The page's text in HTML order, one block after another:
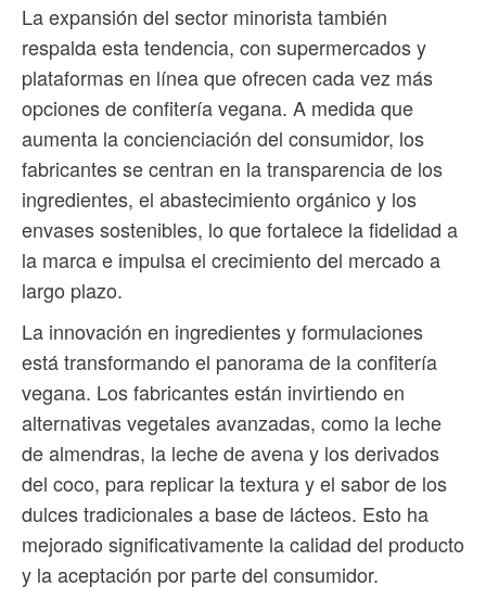
La expansión del sector minorista también
respalda esta tendencia, con supermercados y
plataformas en línea que ofrecen cada vez más
opciones de confitería vegana. A medida que
aumenta la concienciación del consumidor, los
fabricantes se centran en la transparencia de los
ingredientes, el abastecimiento orgánico y los
envases sostenibles, lo que fortalece la fidelidad a
la marca e impulsa el crecimiento del mercado a
largo plazo.
La innovación en ingredientes y formulaciones
está transformando el panorama de la confitería
vegana. Los fabricantes están invirtiendo en
alternativas vegetales avanzadas, como la leche
de almendras, la leche de avena y los derivados
del coco, para replicar la textura y el sabor de los
dulces tradicionales a base de lácteos. Esto ha
mejorado significativamente la calidad del producto
y la aceptación por parte del consumidor.